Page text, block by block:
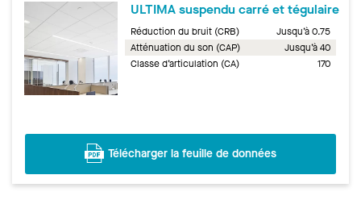
ULTIMA suspendu carré et tégulaire
Réduction du bruit (CRB)
Jusqu’à 0.75
Atténuation du son (CAP)
Jusqu’à 40
Classe d’articulation (CA)
170
Télécharger la feuille de données